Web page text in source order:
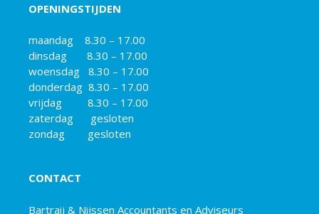
OPENINGSTIJDEN
maandag 8.30 – 17.00
dinsdag 8.30 – 17.00
woensdag 8.30 – 17.00
donderdag 8.30 – 17.00
vrijdag 8.30 – 17.00
zaterdag gesloten
zondag gesloten
CONTACT
Bartraij & Nijssen Accountants en Adviseurs